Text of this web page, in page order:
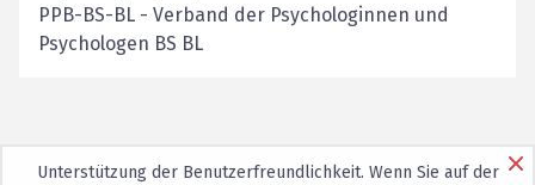
PPB-BS-BL - Verband der Psychologinnen und
Psychologen BS BL
Unterstützung der Benutzerfreundlichkeit. Wenn Sie auf der